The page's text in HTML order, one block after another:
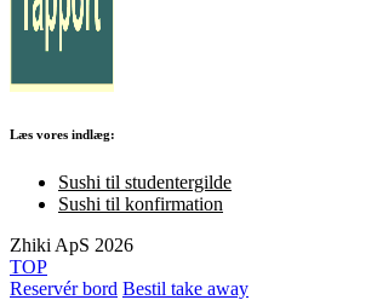
Læs vores indlæg:
Sushi til studentergilde
Sushi til konfirmation
Zhiki ApS 2026
TOP
Reservér bord Bestil take away